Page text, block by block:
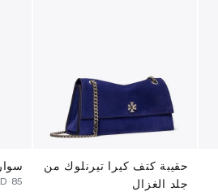
حقيبة كتف كيرا تيرنلوك من
جلد الغزال